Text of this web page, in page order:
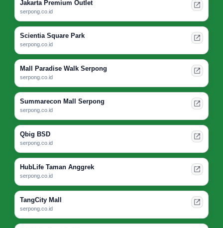
Jakarta Premium Outlet
serpong.co.id
Scientia Square Park
serpong.co.id
Mall Paradise Walk Serpong
serpong.co.id
Summarecon Mall Serpong
serpong.co.id
Qbig BSD
serpong.co.id
HubLife Taman Anggrek
serpong.co.id
TangCity Mall
serpong.co.id